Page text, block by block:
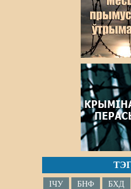
ІЧУ БНФ БХД